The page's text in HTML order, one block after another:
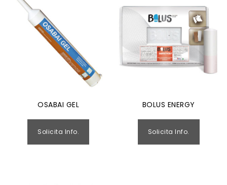
OSABAI GEL
Solicita Info.
BOLUS ENERGY
Solicita Info.